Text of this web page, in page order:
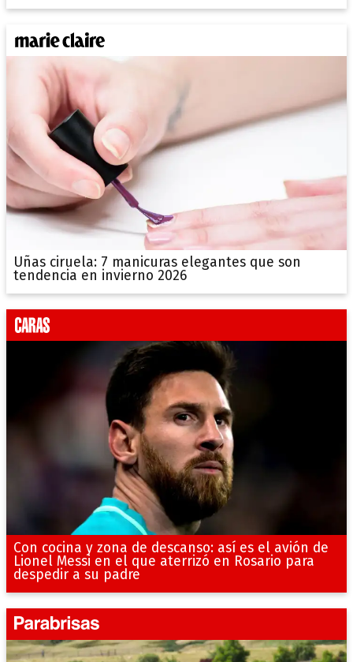
Uñas ciruela: 7 manicuras elegantes que son
tendencia en invierno 2026
Con cocina y zona de descanso: así es el avión de
Lionel Messi en el que aterrizó en Rosario para
despedir a su padre